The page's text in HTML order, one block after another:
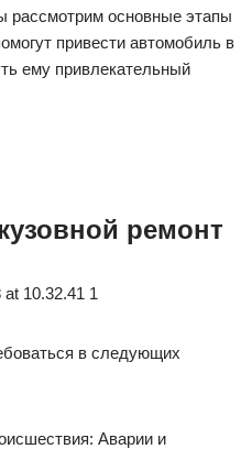
рассмотрим основные этапы
привести автомобиль в
ему привлекательный
ремонт
в следующих
Аварии и